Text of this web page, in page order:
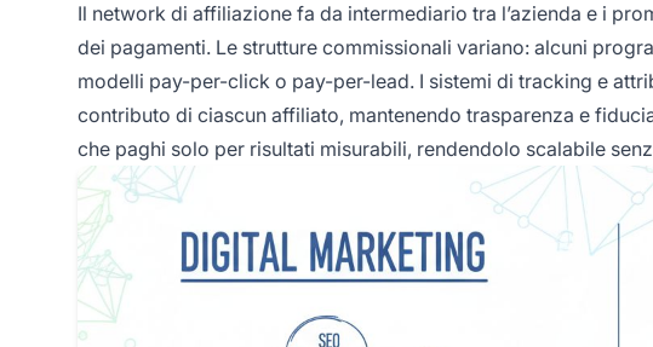
Il network di affiliazione fa da intermediario tra l’azienda e i
dei pagamenti. Le strutture commissionali variano: alcuni
modelli pay-per-click o pay-per-lead. I sistemi di tracking e
contributo di ciascun affiliato, mantenendo trasparenza e
che paghi solo per risultati misurabili, rendendolo scalabile